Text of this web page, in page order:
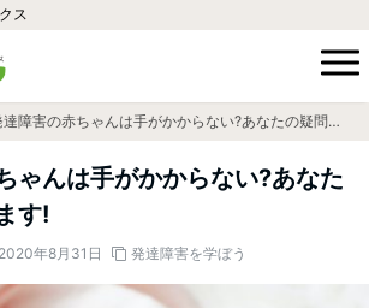
ス
発達障害の赤ちゃんは手がかからない?あなたの疑問解決します!
ゃんは手がかからない?あなた
す!
2020年8月31日 発達障害を学ぼう